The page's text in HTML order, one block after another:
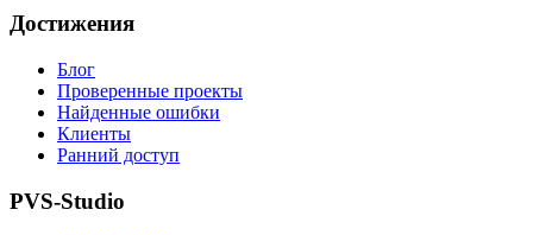
Достижения
Блог
Проверенные проекты
Найденные ошибки
Клиенты
Ранний доступ
PVS-Studio